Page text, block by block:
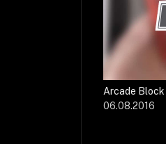
Arcade
06.08.2016